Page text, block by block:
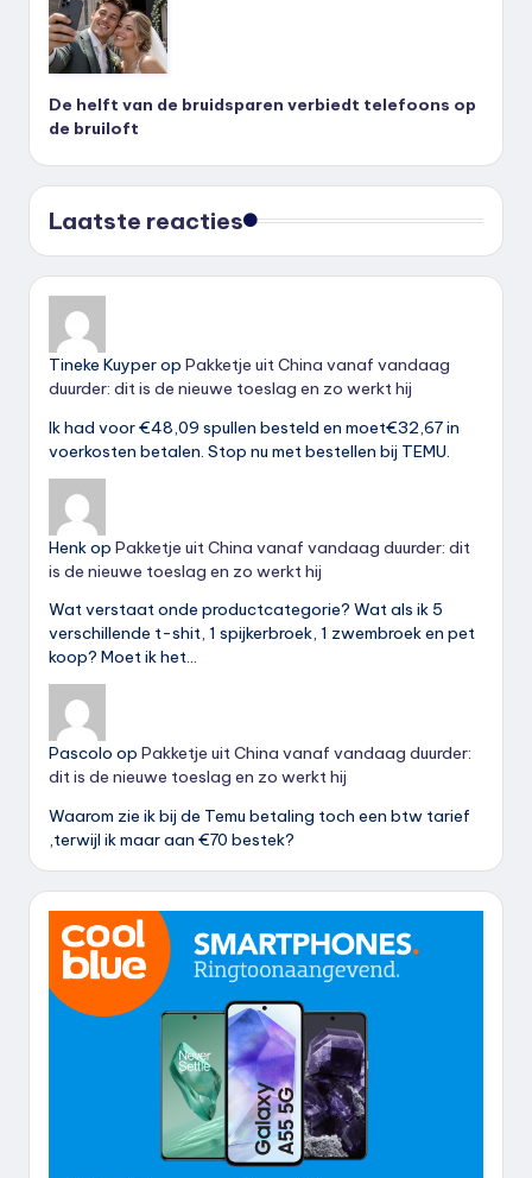
De helft van de bruidsparen verbiedt telefoons op
de bruiloft
Laatste reacties
Tineke Kuyperop Pakketje uit China vanaf vandaag
duurder: dit is de nieuwe toeslag en zo werkt hij
Ik had voor €48,09 spullen besteld en moet€32,67 in
voerkosten betalen. Stop nu met bestellen bij TEMU.
Henkop Pakketje uit China vanaf vandaag duurder: dit
is de nieuwe toeslag en zo werkt hij
Wat verstaat onde productcategorie? Wat als ik 5
verschillende t-shit, 1 spijkerbroek, 1 zwembroek en pet
koop? Moet ik het…
Pascolo op Pakketje uit China vanaf vandaag duurder:
dit is de nieuwe toeslag en zo werkt hij
Waarom zie ik bij de Temu betaling toch een btw tarief
,terwijl ik maar aan €70 bestek?